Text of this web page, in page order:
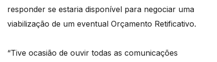
responder se estaria disponível para negociar uma
viabilização de um eventual Orçamento Retificativo.
“Tive ocasião de ouvir todas as comunicações